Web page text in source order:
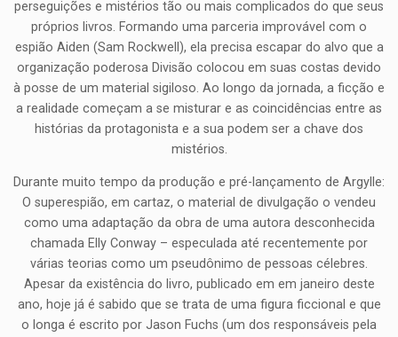
perseguições e mistérios tão ou mais complicados do que seus
próprios livros. Formando uma parceria improvável com o
espião Aiden (Sam Rockwell), ela precisa escapar do alvo que a
organização poderosa Divisão colocou em suas costas devido
à posse de um material sigiloso. Ao longo da jornada, a ficção e
a realidade começam a se misturar e as coincidências entre as
histórias da protagonista e a sua podem ser a chave dos
mistérios.
Durante muito tempo da produção e pré-lançamento de Argylle:
O superespião, em cartaz, o material de divulgação o vendeu
como uma adaptação da obra de uma autora desconhecida
chamada Elly Conway – especulada até recentemente por
várias teorias como um pseudônimo de pessoas célebres.
Apesar da existência do livro, publicado em em janeiro deste
ano, hoje já é sabido que se trata de uma figura ficcional e que
o longa é escrito por Jason Fuchs (um dos responsáveis pela